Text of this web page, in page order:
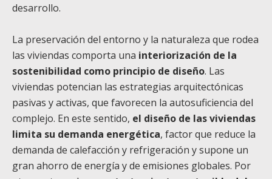
desarrollo.
La preservación del entorno y la naturaleza que rodea
las viviendas comporta una interiorización de la
sostenibilidad como principio de diseño. Las
viviendas potencian las estrategias arquitectónicas
pasivas y activas, que favorecen la autosuficiencia del
complejo. En este sentido, el diseño de las viviendas
limita su demanda energética, factor que reduce la
demanda de calefacción y refrigeración y supone un
gran ahorro de energía y de emisiones globales. Por